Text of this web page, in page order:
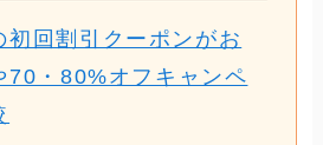
初回割引クーポンがお
70・80%オフキャンペ